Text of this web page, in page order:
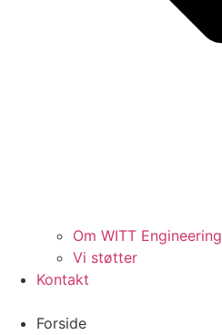
Om WITT Engineering
Vi støtter
Kontakt
Forside